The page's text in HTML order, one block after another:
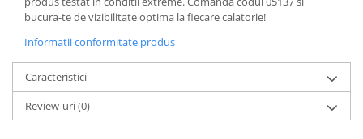
bucura-te de vizibilitate optima la fiecare calatorie!
Informatii conformitate produs
Caracteristici
Review-uri(0)